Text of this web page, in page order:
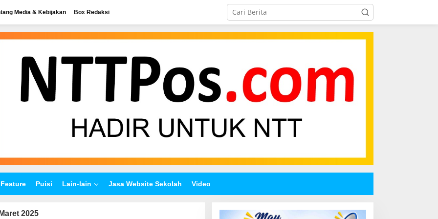
Media & Kebijakan Box Redaksi
Feature Puisi Lain-lain Jasa Website Sekolah Video
Maret 2025